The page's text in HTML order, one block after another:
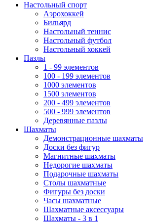
Настольный спорт
Аэрохоккей
Бильярд
Настольный теннис
Настольный футбол
Настольный хоккей
Пазлы
1 - 99 элементов
100 - 199 элементов
1000 элементов
1500 элементов
200 - 499 элементов
500 - 999 элементов
Деревянные пазлы
Шахматы
Демонстрационные шахматы
Доски без фигур
Магнитные шахматы
Недорогие шахматы
Подарочные шахматы
Столы шахматные
Фигуры без доски
Часы шахматные
Шахматные аксессуары
Шахматы - 3 в 1